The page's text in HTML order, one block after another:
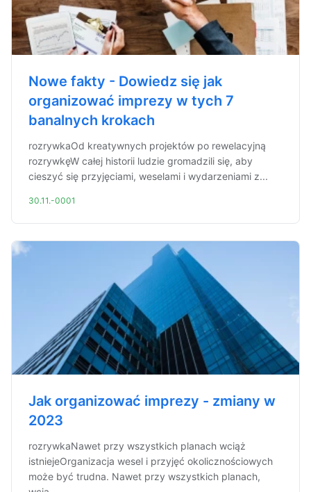
Nowe fakty - Dowiedz się jak
organizować imprezy w tych 7
banalnych krokach
rozrywkaOd kreatywnych projektów po rewelacyjną
rozrywkęW całej historii ludzie gromadzili się, aby
cieszyć się przyjęciami, weselami i wydarzeniami z...
30.11.-0001
Jak organizować imprezy - zmiany w
2023
rozrywkaNawet przy wszystkich planach wciąż
istniejeOrganizacja wesel i przyjęć okolicznościowych
może być trudna. Nawet przy wszystkich planach,